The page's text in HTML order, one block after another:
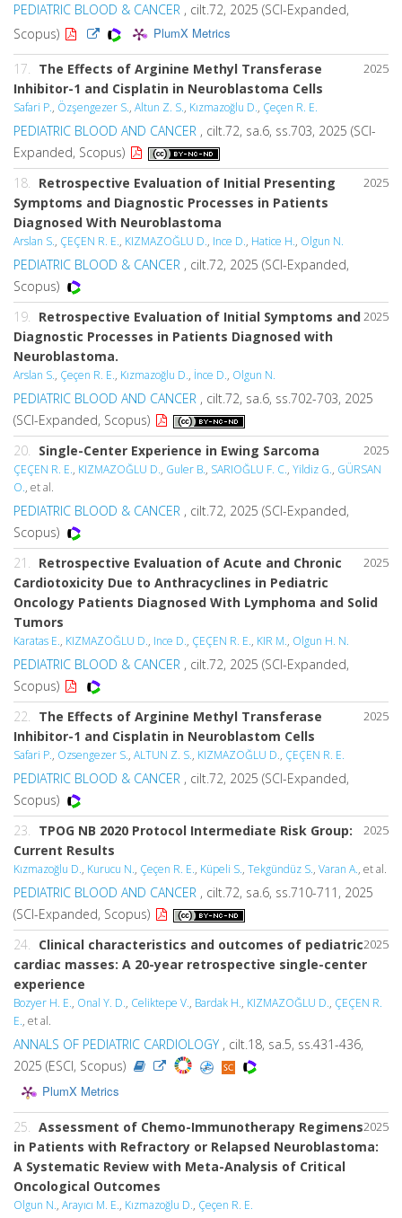
PEDIATRIC BLOOD & CANCER , cilt.72, 2025 (SCI-Expanded,
Scopus)
PlumX Metrics
2025
17. The Effects of Arginine Methyl Transferase
Inhibitor-1 and Cisplatin in Neuroblastoma Cells
Safari P., Özşengezer S., Altun Z. S., Kızmazoğlu D., Çeçen R. E.
PEDIATRIC BLOOD AND CANCER , cilt.72, sa.6, ss.703, 2025 (SCI-
Expanded, Scopus)
2025
18. Retrospective Evaluation of Initial Presenting
Symptoms and Diagnostic Processes in Patients
Diagnosed With Neuroblastoma
Arslan S., ÇEÇEN R. E., KIZMAZOĞLU D., Ince D., Hatice H., Olgun N.
PEDIATRIC BLOOD & CANCER , cilt.72, 2025 (SCI-Expanded,
Scopus)
2025
19. Retrospective Evaluation of Initial Symptoms and
Diagnostic Processes in Patients Diagnosed with
Neuroblastoma.
Arslan S., Çeçen R. E., Kızmazoğlu D., İnce D., Olgun N.
PEDIATRIC BLOOD AND CANCER , cilt.72, sa.6, ss.702-703, 2025
(SCI-Expanded, Scopus)
2025
20. Single-Center Experience in Ewing Sarcoma
ÇEÇEN R. E., KIZMAZOĞLU D., Guler B., SARIOĞLU F. C., Yildiz G., GÜRSAN
O., et al.
PEDIATRIC BLOOD & CANCER , cilt.72, 2025 (SCI-Expanded,
Scopus)
2025
21. Retrospective Evaluation of Acute and Chronic
Cardiotoxicity Due to Anthracyclines in Pediatric
Oncology Patients Diagnosed With Lymphoma and Solid
Tumors
Karatas E., KIZMAZOĞLU D., Ince D., ÇEÇEN R. E., KIR M., Olgun H. N.
PEDIATRIC BLOOD & CANCER , cilt.72, 2025 (SCI-Expanded,
Scopus)
2025
22. The Effects of Arginine Methyl Transferase
Inhibitor-1 and Cisplatin in Neuroblastom Cells
Safari P., Ozsengezer S., ALTUN Z. S., KIZMAZOĞLU D., ÇEÇEN R. E.
PEDIATRIC BLOOD & CANCER , cilt.72, 2025 (SCI-Expanded,
Scopus)
2025
23. TPOG NB 2020 Protocol Intermediate Risk Group:
Current Results
Kızmazoğlu D., Kurucu N., Çeçen R. E., Küpeli S., Tekgündüz S., Varan A., et al.
PEDIATRIC BLOOD AND CANCER , cilt.72, sa.6, ss.710-711, 2025
(SCI-Expanded, Scopus)
2025
24. Clinical characteristics and outcomes of pediatric
cardiac masses: A 20-year retrospective single-center
experience
Bozyer H. E., Onal Y. D., Celiktepe V., Bardak H., KIZMAZOĞLU D., ÇEÇEN R.
E., et al.
ANNALS OF PEDIATRIC CARDIOLOGY , cilt.18, sa.5, ss.431-436,
2025 (ESCI, Scopus)
PlumX Metrics
2025
25.
Assessment of Chemo-Immunotherapy Regimens
in Patients with Refractory or Relapsed Neuroblastoma:
A Systematic Review with Meta-Analysis of Critical
Oncological Outcomes
Olgun N., Arayıcı M. E., Kızmazoğlu D., Çeçen R. E.